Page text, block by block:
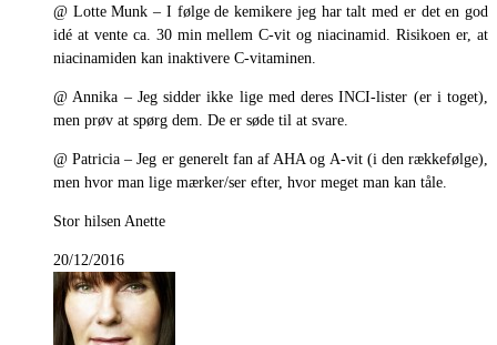
@ Lotte Munk – I følge de kemikere jeg har talt med er det en god
idé at vente ca. 30 min mellem C-vit og niacinamid. Risikoen er, at
niacinamiden kan inaktivere C-vitaminen.
@ Annika – Jeg sidder ikke lige med deres INCI-lister (er i toget),
men prøv at spørg dem. De er søde til at svare.
@ Patricia – Jeg er generelt fan af AHA og A-vit (i den rækkefølge),
men hvor man lige mærker/ser efter, hvor meget man kan tåle.
Stor hilsen Anette
20/12/2016